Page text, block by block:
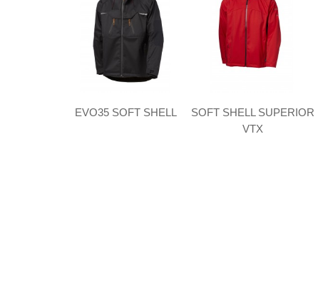
EVO35 SOFT SHELL
SOFT SHELL SUPERIOR
VTX